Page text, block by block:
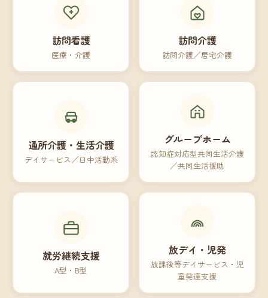
訪問看護
医療・介護
訪問介護
訪問介護／居宅介護
通所介護・生活介護
デイサービス／日中活動系
グループホーム
認知症対応型共同生活介護
／共同生活援助
就労継続支援
A型・B型
放デイ・児発
放課後等デイサービス・児
童発達支援